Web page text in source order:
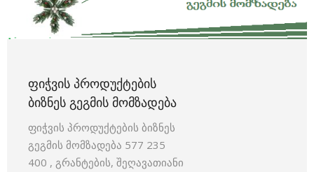
ᲤᲘᲭᲕᲘᲡ ᲞᲠᲝᲓᲣᲥᲢᲔᲑᲘᲡ
ᲑᲘᲖᲜᲔᲡ ᲒᲔᲒᲛᲘᲡ ᲛᲝᲛᲖᲐᲓᲔᲑᲐ
ფიჭვის პროდუქტების ბიზნეს
გეგმის მომზადება 577 235
400 , გრანტების, შეღავათიანი